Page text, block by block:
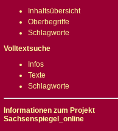
Inhaltsübersicht
Oberbegriffe
Schlagworte
Volltextsuche
Infos
Texte
Schlagworte
Informationen zum Projekt
Sachsenspiegel_online